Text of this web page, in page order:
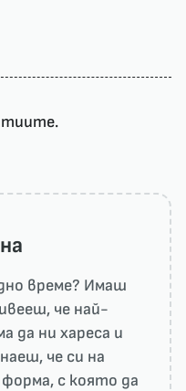
време? Имаш
че най-
да ни харесa и
че си на
с която да